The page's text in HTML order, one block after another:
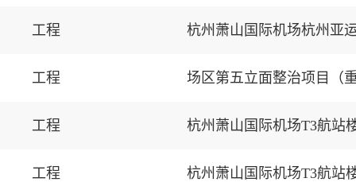
工程
工程 场区第五立面整治项目（
工程 杭州萧山国际机场T3航站
工程 杭州萧山国际机场T3航站